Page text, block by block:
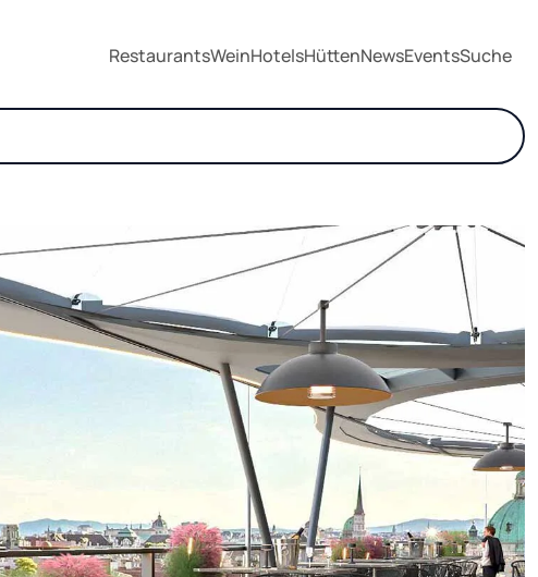
RestaurantsWeinHotelsHüttenNewsEventsSuche